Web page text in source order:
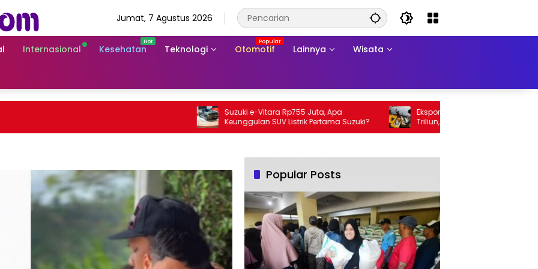
Jumat, 7 Agustus 2026
Internasional Kesehatan Teknologi Otomotif Lainnya Wisata
Suzuki e-Vitara Rp755 Juta, Apa
Keunggulan SUV Listrik Pertama Suzuki?
Ekspor Perikanan 2025 Tembus Rp105
Triliun, AS Jadi Pasar Utama
Popular Posts